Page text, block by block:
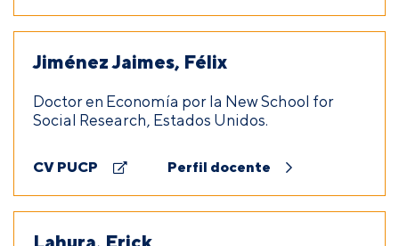
Jiménez Jaimes, Félix
Doctor en Economía por la New School for
Social Research, Estados Unidos.
CV PUCP Perfil docente